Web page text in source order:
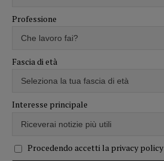
Professione
Fascia di età
Interesse principale
Procedendo accetti la privacy policy